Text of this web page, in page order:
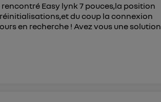
Easy lynk 7 pouces,la position
du coup la connexion
en recherche ! Avez vous une solution